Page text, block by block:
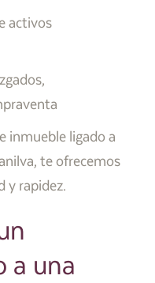
activos
inmueble ligado a
te ofrecemos
y rapidez.
a una